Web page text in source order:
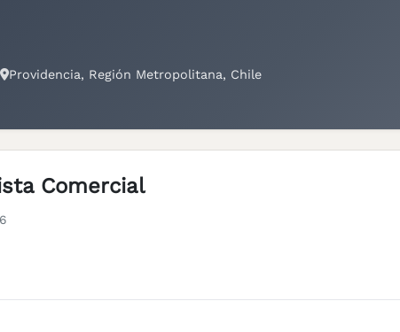
Providencia, Región Metropolitana, Chile
Comercial